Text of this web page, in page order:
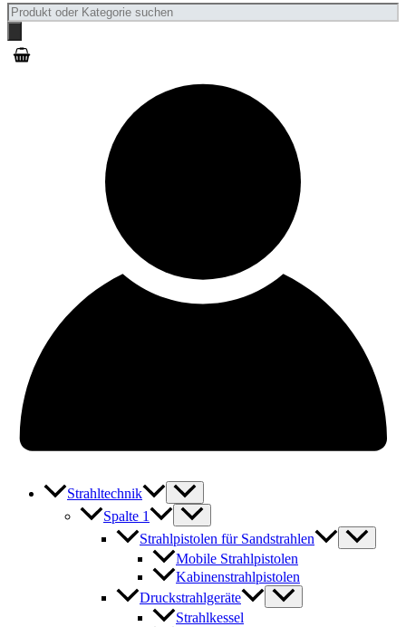
Products
search
Strahltechnik
Spalte 1
Strahlpistolen für Sandstrahlen
Mobile Strahlpistolen
Kabinenstrahlpistolen
Druckstrahlgeräte
Strahlkessel